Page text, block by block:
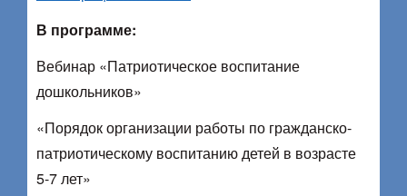
В программе:
Вебинар «Патриотическое воспитание
дошкольников»
«Порядок организации работы по гражданско-
патриотическому воспитанию детей в возрасте
5-7 лет»